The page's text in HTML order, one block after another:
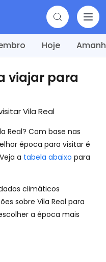
Hoje
viajar para
Vila Real
Real? Com base nas
época para visitar é
a tabela abaixo para
climáticos
sobre Vila Real para
a época mais